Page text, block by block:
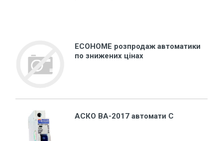
ECOHOME розпродаж автоматики
по знижених цінах
АСКО ВА-2017 автомати C